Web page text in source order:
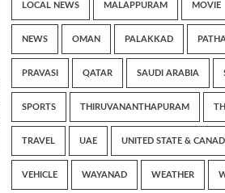
LOCAL NEWS MALAPPURAM MOVIE
NEWS OMAN PALAKKAD
PRAVASI QATAR SAUDI ARABIA
SPORTS THIRUVANANTHAPURAM
TRAVEL UAE UNITED STATE &
VEHICLE WAYANAD WEATHER